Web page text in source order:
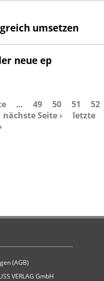
umsetzen
neue ep
… 49 50 51
52
nächste Seite ›
letzte
(AGB)
VERLAG GmbH